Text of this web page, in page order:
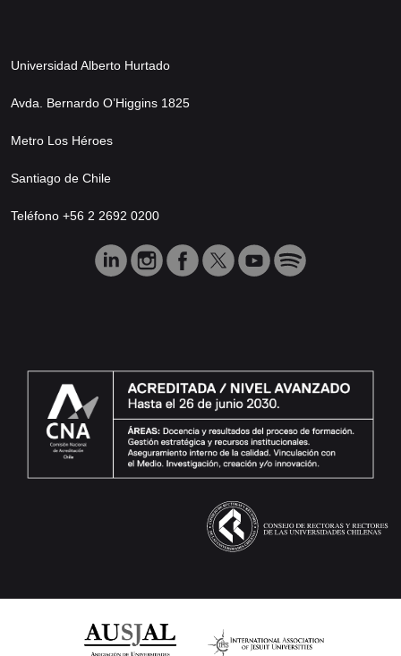
Universidad Alberto Hurtado
Avda. Bernardo O’Higgins 1825
Metro Los Héroes
Santiago de Chile
Teléfono +56 2 2692 0200